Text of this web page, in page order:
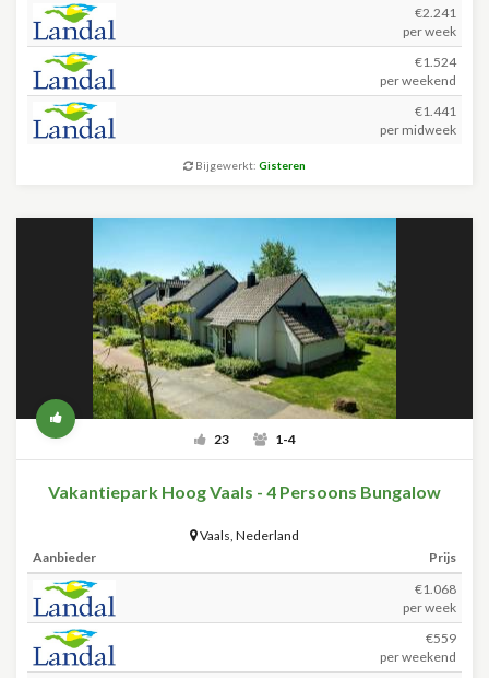
€2.241
per week
€1.524
per weekend
€1.441
per midweek
Bijgewerkt: Gisteren
23 1-4
Vakantiepark Hoog Vaals - 4 Persoons Bungalow
Vaals, Nederland
Aanbieder
Prijs
€1.068
per week
€559
per weekend